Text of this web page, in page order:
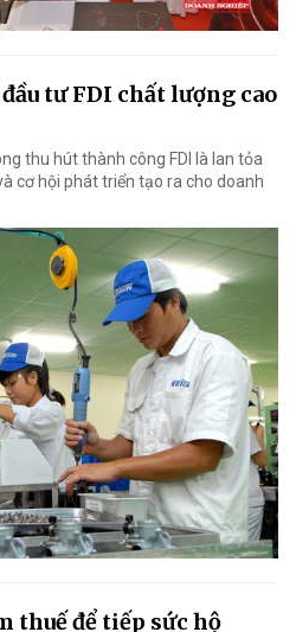
tư FDI chất lượng cao
thu hút thành công FDI là lan tỏa
cơ hội phát triển tạo ra cho doanh
thuế để tiếp sức hộ